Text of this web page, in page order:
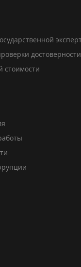
достоверности
стоимости